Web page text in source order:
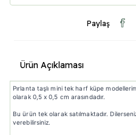
Paylaş
Ürün Açıklaması
Pırlanta taşlı mini tek harf küpe
olarak 0,5 x 0,5 cm arasındadır.
Bu ürün tek olarak satılmaktadır.
verebilirsiniz.